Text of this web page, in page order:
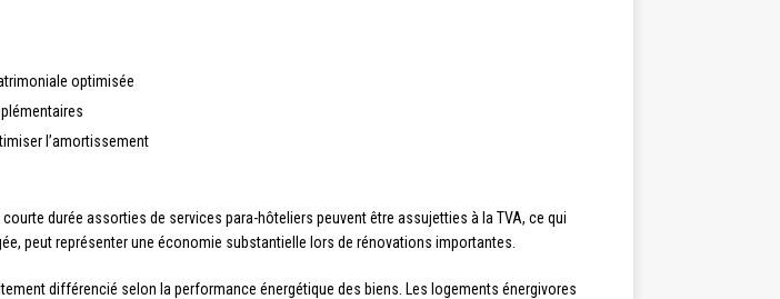
optimisée
l’amortissement
courte durée assorties de services para-hôteliers peuvent être assujetties à la TVA, ce qui
peut représenter une économie substantielle lors de rénovations importantes.
différencié selon la performance énergétique des biens. Les logements énergivores